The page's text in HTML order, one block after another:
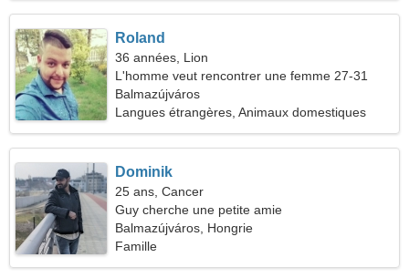
Roland
36 années, Lion
L'homme veut rencontrer une femme 27-31
Balmazújváros
Langues étrangères, Animaux domestiques
Dominik
25 ans, Cancer
Guy cherche une petite amie
Balmazújváros, Hongrie
Famille